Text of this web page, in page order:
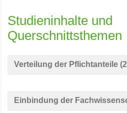
Studieninhalte und
Querschnittsthemen
Verteilung der Pflichtanteile
Einbindung der